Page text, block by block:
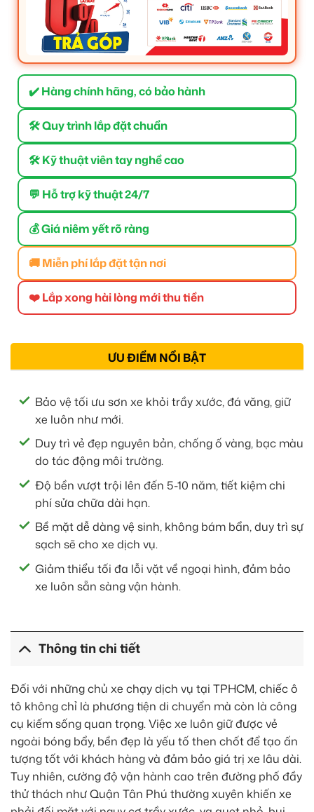
✔️ Hàng chính hãng, có bảo hành
🛠 Quy trình lắp đặt chuẩn
🛠 Kỹ thuật viên tay nghề cao
💬 Hỗ trợ kỹ thuật 24/7
💰 Giá niêm yết rõ ràng
🚚 Miễn phí lắp đặt tận nơi
❤️ Lắp xong hài lòng mới thu tiền
ƯU ĐIỂM NỔI BẬT
Bảo vệ tối ưu sơn xe khỏi trầy xước, đá văng, giữ
xe luôn như mới.
Duy trì vẻ đẹp nguyên bản, chống ố vàng, bạc màu
do tác động môi trường.
Độ bền vượt trội lên đến 5-10 năm, tiết kiệm chi
phí sửa chữa dài hạn.
Bề mặt dễ dàng vệ sinh, không bám bẩn, duy trì sự
sạch sẽ cho xe dịch vụ.
Giảm thiểu tối đa lỗi vặt về ngoại hình, đảm bảo
xe luôn sẵn sàng vận hành.
Thông tin chi tiết
Đối với những chủ xe chạy dịch vụ tại TPHCM, chiếc ô
tô không chỉ là phương tiện di chuyển mà còn là công
cụ kiếm sống quan trọng. Việc xe luôn giữ được vẻ
ngoài bóng bẩy, bền đẹp là yếu tố then chốt để tạo ấn
tượng tốt với khách hàng và đảm bảo giá trị xe lâu dài.
Tuy nhiên, cường độ vận hành cao trên đường phố đầy
thử thách như Quận Tân Phú thường xuyên khiến xe